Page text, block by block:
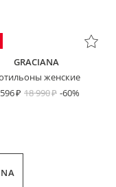
GRACIANA
женские
18 990 -60%